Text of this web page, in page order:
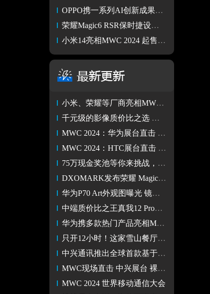
OPPO携一系列AI创新成果亮相MWC24，推动AI探索与应用
荣耀Magic6 RSR保时捷设计视频亮相MWC 2024 新机有望3月发布
小米14亮相MWC 2024 起售价约合人民币7700多元
小米、荣耀等厂商亮相MWC 2024 入手参展同款手机来京东就够了
千元级的影像质价比之选 真我12 Pro+图赏
MWC 2024：华为展台直击 多款国内热销产品惊艳亮相海外
MWC 2024：HTC展台直击 用创新引领XR行业生态
75万现金奖池等你来挑战，vivo开启蓝河操作系统创新赛
DXOMARK发布荣耀 Magic6 Pro屏幕、电池、前置摄像头和音频评分
华为P70 Art外观图曝光 镜头模组极不规则或使用IMX989主摄
中端质价比之王真我12 Pro系列正式发布，售价1499元起
华为携多款热门产品亮相MWC 华为Mate X5斩获权威媒体奖
只开12小时！这家雪山餐厅揭开海信璀璨真空冰箱的保鲜秘密
中兴通讯推出全球首款基于AI技术的AI 5G FWA，引领5G新趋势
MWC现场直击 中兴展台 裸眼3D平板 小折叠 FWA首次亮相
MWC 2024 世界移动通信大会